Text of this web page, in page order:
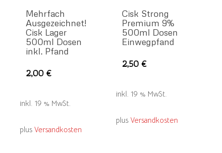
Mehrfach
Ausgezeichnet!
Cisk Lager
500ml Dosen
inkl. Pfand
2,00€
inkl. 19 % MwSt.
plus Versandkosten
Cisk Strong
Premium 9%
500ml Dosen
Einwegpfand
2,50€
inkl. 19 % MwSt.
plusVersandkosten